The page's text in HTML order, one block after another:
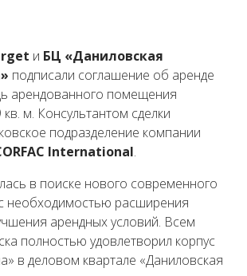
и БЦ «Даниловская
подписали соглашение об аренде
арендованного помещения
м. Консультантом сделки
подразделение компании
International.
в поиске нового современного
необходимостью расширения
арендных условий. Всем
полностью удовлетворил корпус
в деловом квартале «Даниловская